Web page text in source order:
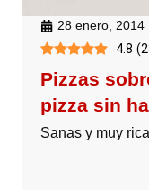
28 enero, 2014
4.8 (
Pizzas
pizza sin
Sanas y muy